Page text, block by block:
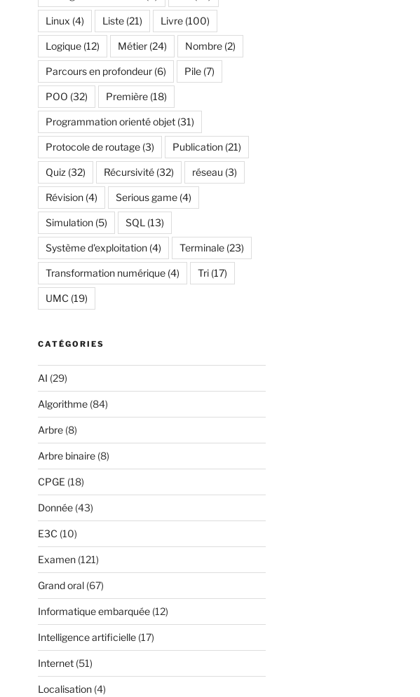
Linux (4) Liste(21) Livre(100)
Logique(12) Métier(24) Nombre(2)
Parcours en profondeur(6) Pile(7)
POO (32) Première(18)
Programmation orienté objet(31)
Protocole de routage(3) Publication(21)
Quiz (32) Récursivité(32) réseau (3)
Révision(4) Serious game(4)
Simulation(5) SQL (13)
Système d'exploitation(4) Terminale(23)
Transformation numérique(4) Tri(17)
UMC (19)
CATÉGORIES
AI (29)
Algorithme(84)
Arbre(8)
Arbre binaire(8)
CPGE (18)
Donnée(43)
E3C (10)
Examen(121)
Grand oral(67)
Informatique embarquée(12)
Intelligence artificielle(17)
Internet(51)
Localisation(4)